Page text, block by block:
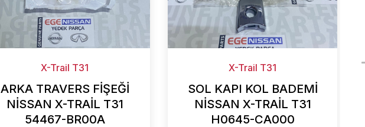
X-Trail T31
ARKA TRAVERS FİŞEĞİ
NİSSAN X-TRAİL T31
54467-BR00A
X-Trail T31
SOL KAPI KOL BADEMİ
NİSSAN X-TRAİL T31
H0645-CA000